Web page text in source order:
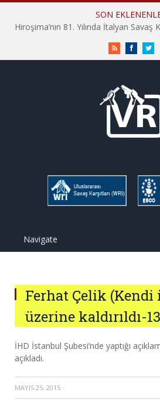
SON
RSS Facebook
Navigate
Ferhat Çelik (Kendi
üzerine kaldırıldı-
İHD İstanbul Şubesi’nde yaptığı
açıkladı.
MAYIS 25, 2015 ·